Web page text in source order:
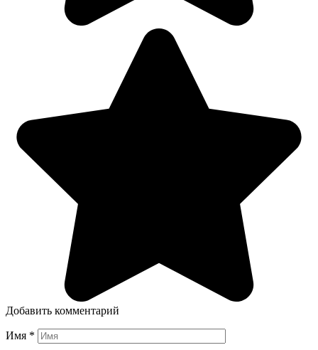
Добавить комментарий
Имя *